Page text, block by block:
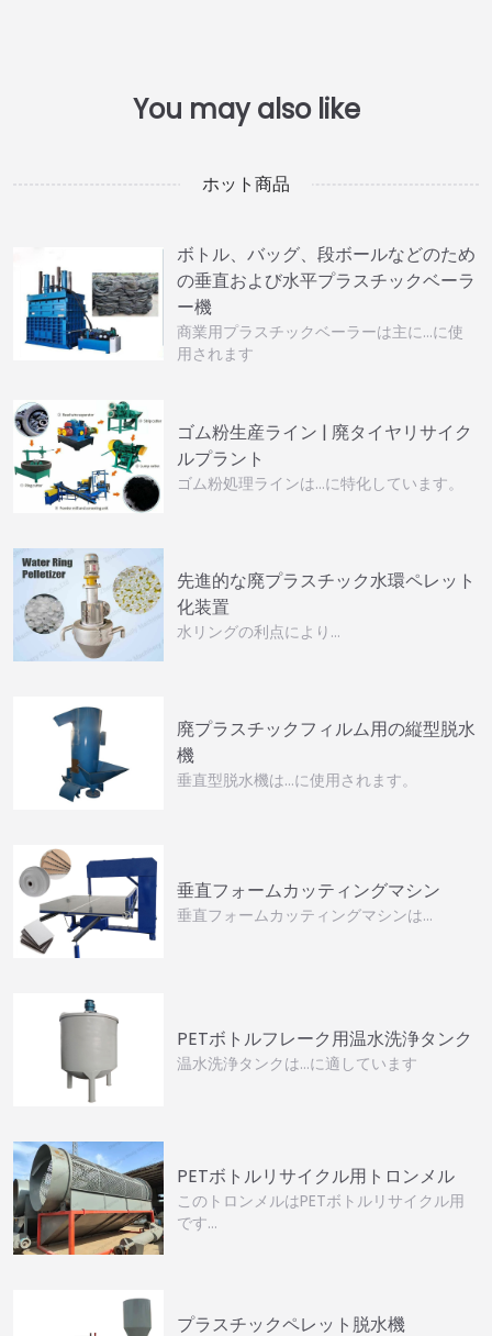
ホット商品
ボトル、バッグ、段ボールなどのため
の垂直および水平プラスチックベーラ
ー機
商業用プラスチックベーラーは主に…に使
用されます
ゴム粉生産ライン | 廃タイヤリサイク
ルプラント
ゴム粉処理ラインは…に特化しています。
先進的な廃プラスチック水環ペレット
化装置
水リングの利点により…
廃プラスチックフィルム用の縦型脱水
機
垂直型脱水機は…に使用されます。
垂直フォームカッティングマシン
垂直フォームカッティングマシンは…
PETボトルフレーク用温水洗浄タンク
温水洗浄タンクは…に適しています
PETボトルリサイクル用トロンメル
このトロンメルはPETボトルリサイクル用
です…
プラスチックペレット脱水機